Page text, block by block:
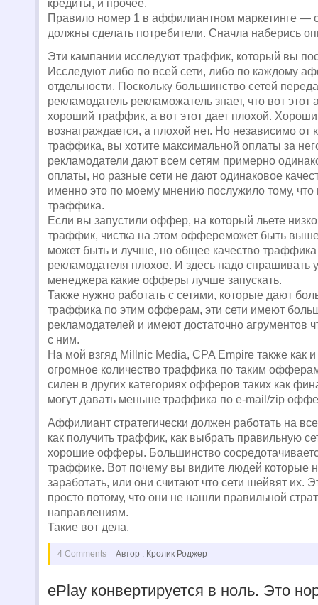
кредиты, и прочее.
Правило номер 1 в аффилиантном маркетинге —
должны сделать потребители. Сначла наберись
Эти кампании исследуют траффик, который вы
Исследуют либо по всей сети, либо по каждому
отдельности. Поскольку большинство сетей
рекламодатель рекламожатель знает, что вот
хороший траффик, а вот этот дает плохой.
вознаграждается, а плохой нет. Но независимо от
траффика, вы хотите максимальной оплаты за
рекламодатели дают всем сетям примерно
оплаты, но разные сети не дают одинаковое
именно это по моему мнению послужило тому, что
траффика.
Если вы запустили оффер, на который льете
траффик, чистка на этом оффереможет быть
может быть и лучше, но общее качество
рекламодателя плохое. И здесь надо спрашивать
менеджера какие офферы лучше запускать.
Также нужно работать с сетями, которые дают
траффика по этим офферам, эти сети имеют
рекламодателей и имеют достаточно агрументов
с ним.
На мой взгяд Millnic Media, CPA Empire также как
огромное количество траффика по таким
силен в других категориях офферов таких как
могут давать меньше траффика по e-mail/zip
Аффилиант стратегически должен работать на
как получить траффик, как выбрать правильную
хорошие офферы. Большинство
траффике. Вот почему вы видите людей которые
заработать, или они считают что сети шейвят их.
просто потому, что они не нашли правильной
направлениям.
Такие вот дела.
4 Comments Автор : Кролик Роджер
ePlay конвертируется в ноль. Это